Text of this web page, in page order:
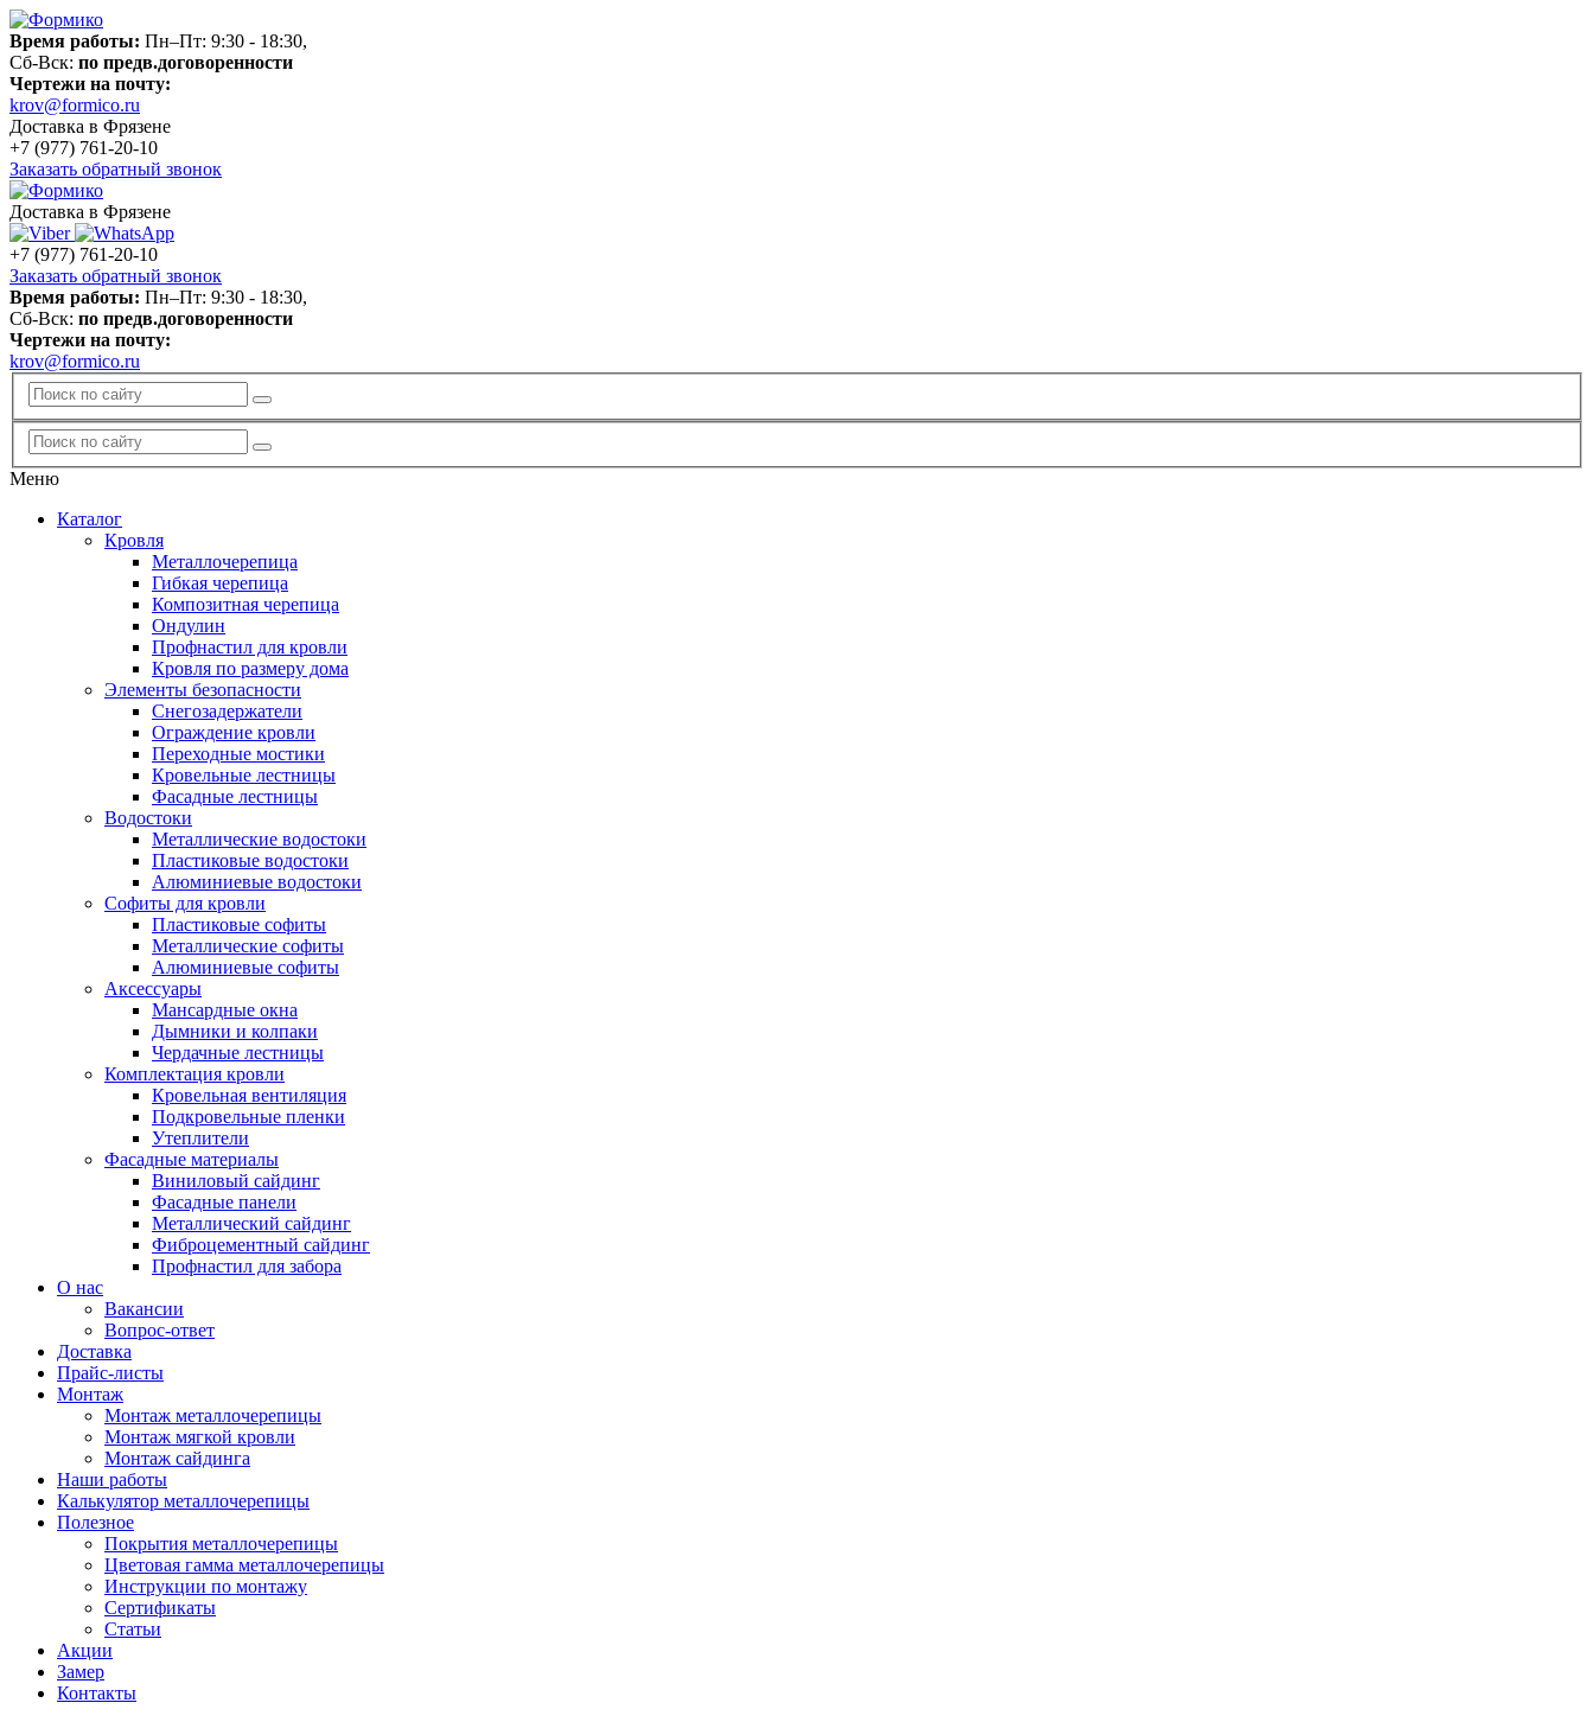
Время работы: Пн–Пт: 9:30 - 18:30,
Сб-Вск: по предв.договоренности
Чертежи на почту:
krov@formico.ru
Доставка в Фрязене
+7 (977) 761-20-10
Заказать обратный звонок
Доставка в Фрязене
+7 (977) 761-20-10
Заказать обратный звонок
Время работы: Пн–Пт: 9:30 - 18:30,
Сб-Вск: по предв.договоренности
Чертежи на почту:
krov@formico.ru
Меню
Каталог
Кровля
Металлочерепица
Гибкая черепица
Композитная черепица
Ондулин
Профнастил для кровли
Кровля по размеру дома
Элементы безопасности
Снегозадержатели
Ограждение кровли
Переходные мостики
Кровельные лестницы
Фасадные лестницы
Водостоки
Металлические водостоки
Пластиковые водостоки
Алюминиевые водостоки
Софиты для кровли
Пластиковые софиты
Металлические софиты
Алюминиевые софиты
Аксессуары
Мансардные окна
Дымники и колпаки
Чердачные лестницы
Комплектация кровли
Кровельная вентиляция
Подкровельные пленки
Утеплители
Фасадные материалы
Виниловый сайдинг
Фасадные панели
Металлический сайдинг
Фиброцементный сайдинг
Профнастил для забора
О нас
Вакансии
Вопрос-ответ
Доставка
Прайс-листы
Монтаж
Монтаж металлочерепицы
Монтаж мягкой кровли
Монтаж сайдинга
Наши работы
Калькулятор металлочерепицы
Полезное
Покрытия металлочерепицы
Цветовая гамма металлочерепицы
Инструкции по монтажу
Сертификаты
Статьи
Акции
Замер
Контакты